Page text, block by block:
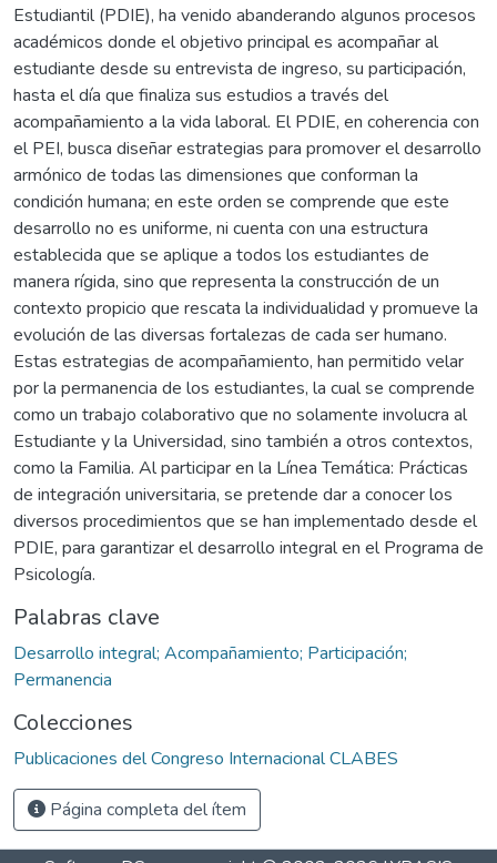
Estudiantil (PDIE), ha venido abanderando algunos procesos
académicos donde el objetivo principal es acompañar al
estudiante desde su entrevista de ingreso, su participación,
hasta el día que finaliza sus estudios a través del
acompañamiento a la vida laboral. El PDIE, en coherencia con
el PEI, busca diseñar estrategias para promover el desarrollo
armónico de todas las dimensiones que conforman la
condición humana; en este orden se comprende que este
desarrollo no es uniforme, ni cuenta con una estructura
establecida que se aplique a todos los estudiantes de
manera rígida, sino que representa la construcción de un
contexto propicio que rescata la individualidad y promueve la
evolución de las diversas fortalezas de cada ser humano.
Estas estrategias de acompañamiento, han permitido velar
por la permanencia de los estudiantes, la cual se comprende
como un trabajo colaborativo que no solamente involucra al
Estudiante y la Universidad, sino también a otros contextos,
como la Familia. Al participar en la Línea Temática: Prácticas
de integración universitaria, se pretende dar a conocer los
diversos procedimientos que se han implementado desde el
PDIE, para garantizar el desarrollo integral en el Programa de
Psicología.
Palabras clave
Desarrollo integral; Acompañamiento; Participación;
Permanencia
Colecciones
Publicaciones del Congreso Internacional CLABES
Página completa del ítem